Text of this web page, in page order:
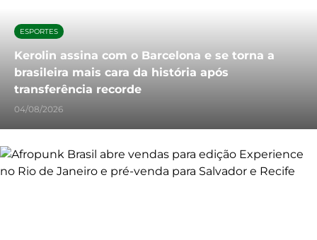
ESPORTES
Kerolin assina com o Barcelona e se torna a
brasileira mais cara da história após
transferência recorde
04/08/2026